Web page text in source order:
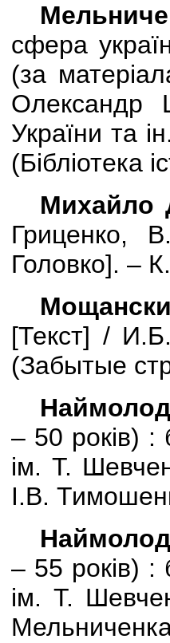
сфера
(за
Олександр
України та
(Бібліотека
Михайло
Гриценко,
Головко]. –
[Текст] / И.Б.
(Забытые
– 50 років) :
ім. Т.
І.В.
– 55 років) :
ім. Т.